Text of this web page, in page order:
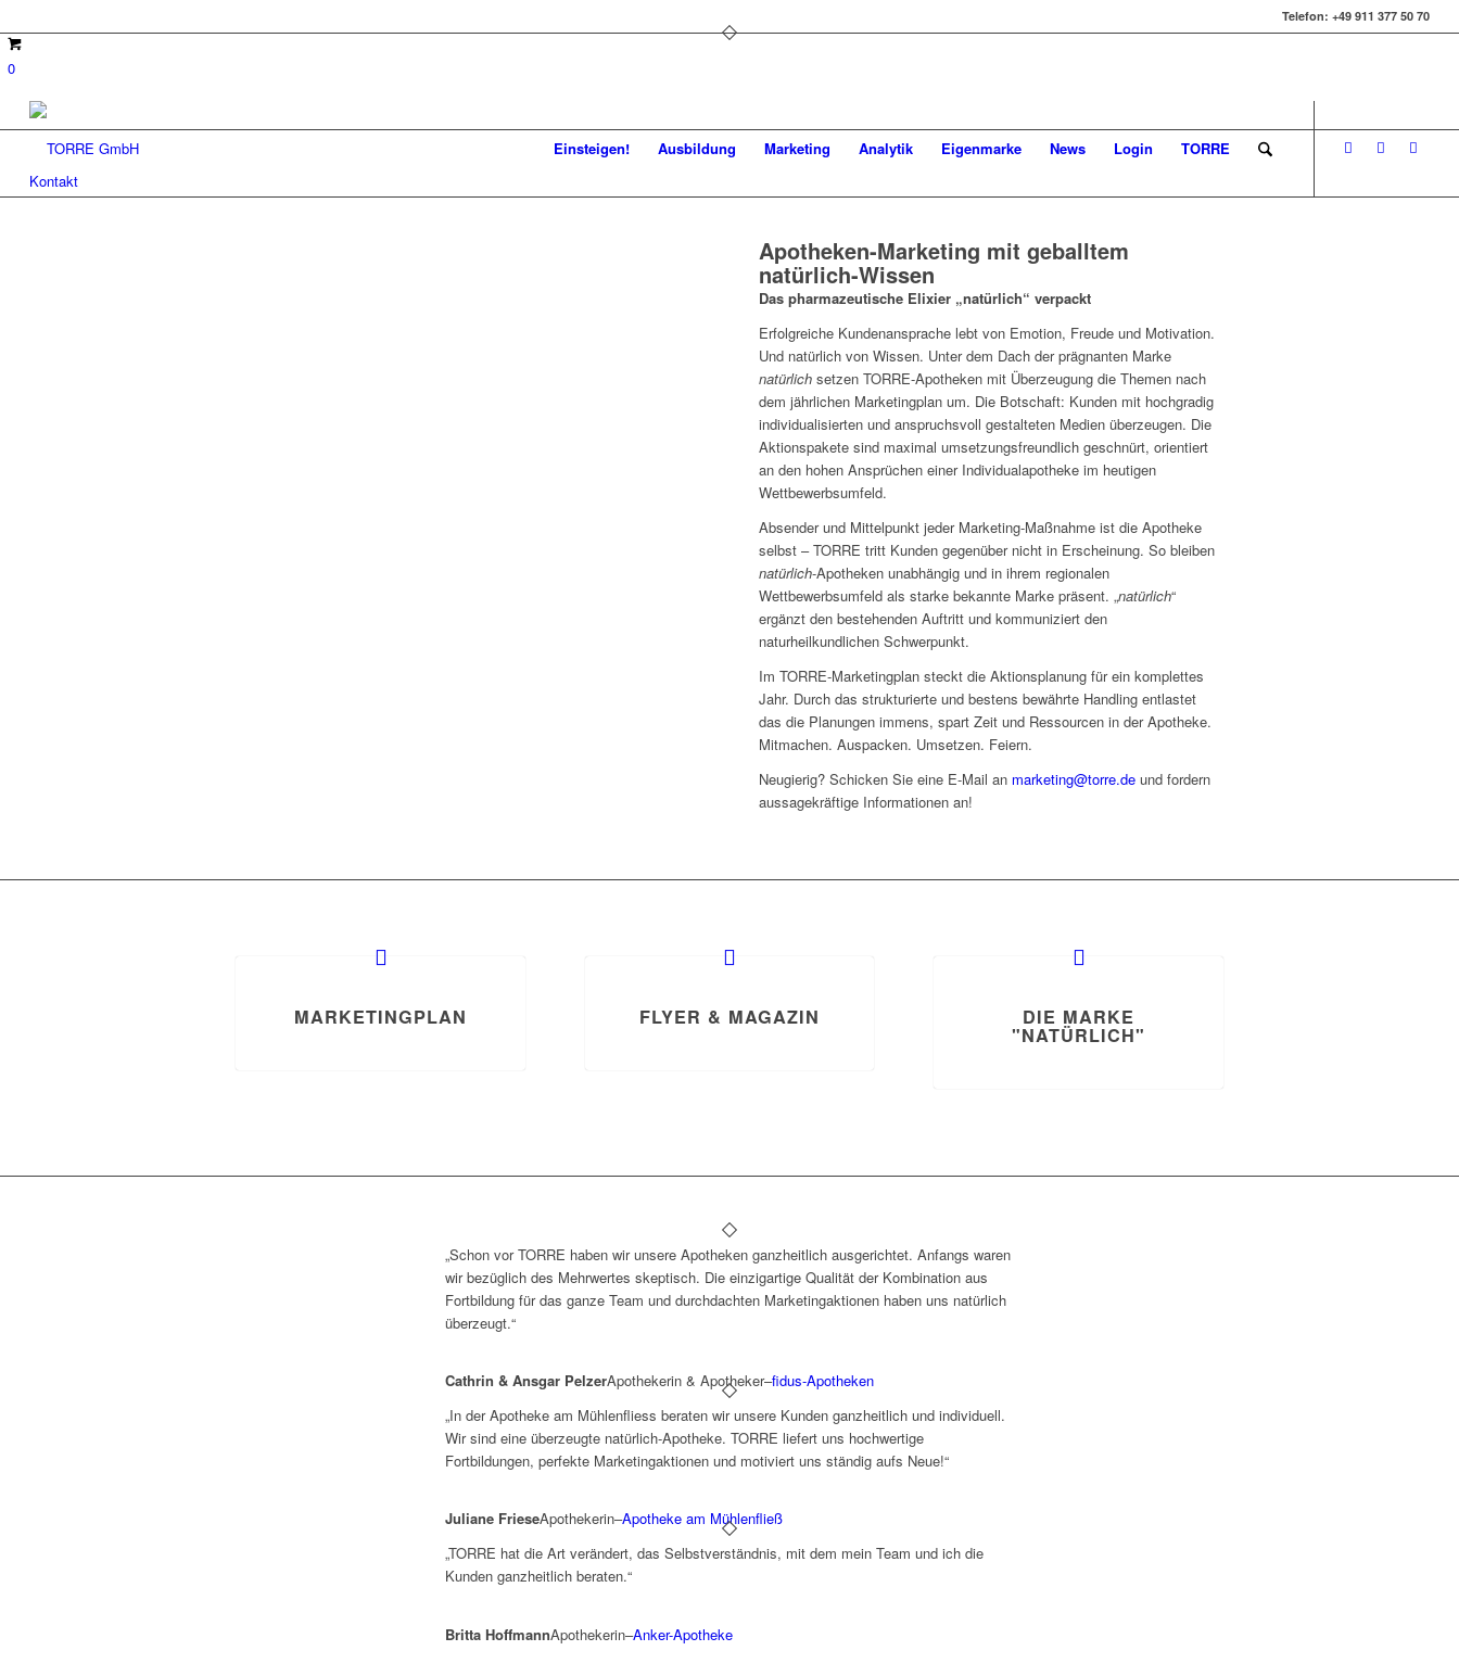
Telefon: +49 911 377 50 70
0
Einsteigen! Ausbildung Marketing Analytik Eigenmarke News Login
TORRE
Kontakt
Apotheken-Marketing mit geballtem
natürlich-Wissen
Das pharmazeutische Elixier „natürlich“ verpackt
Erfolgreiche Kundenansprache lebt von Emotion, Freude und Motivation.
Und natürlich von Wissen. Unter dem Dach der prägnanten Marke
natürlich setzen TORRE-Apotheken mit Überzeugung die Themen nach
dem jährlichen Marketingplan um. Die Botschaft: Kunden mit hochgradig
individualisierten und anspruchsvoll gestalteten Medien überzeugen. Die
Aktionspakete sind maximal umsetzungsfreundlich geschnürt, orientiert
an den hohen Ansprüchen einer Individualapotheke im heutigen
Wettbewerbsumfeld.
Absender und Mittelpunkt jeder Marketing-Maßnahme ist die Apotheke
selbst – TORRE tritt Kunden gegenüber nicht in Erscheinung. So bleiben
natürlich-Apotheken unabhängig und in ihrem regionalen
Wettbewerbsumfeld als starke bekannte Marke präsent. „natürlich“
ergänzt den bestehenden Auftritt und kommuniziert den
naturheilkundlichen Schwerpunkt.
Im TORRE-Marketingplan steckt die Aktionsplanung für ein komplettes
Jahr. Durch das strukturierte und bestens bewährte Handling entlastet
das die Planungen immens, spart Zeit und Ressourcen in der Apotheke.
Mitmachen. Auspacken. Umsetzen. Feiern.
Neugierig? Schicken Sie eine E-Mail an marketing@torre.de und fordern
aussagekräftige Informationen an!
MARKETINGPLAN FLYER & MAGAZIN DIE MARKE
"NATÜRLICH"
„Schon vor TORRE haben wir unsere Apotheken ganzheitlich ausgerichtet. Anfangs waren
wir bezüglich des Mehrwertes skeptisch. Die einzigartige Qualität der Kombination aus
Fortbildung für das ganze Team und durchdachten Marketingaktionen haben uns natürlich
überzeugt.“
Cathrin & Ansgar PelzerApothekerin & Apotheker–fidus-Apotheken
„In der Apotheke am Mühlenfliess beraten wir unsere Kunden ganzheitlich und individuell.
Wir sind eine überzeugte natürlich-Apotheke. TORRE liefert uns hochwertige
Fortbildungen, perfekte Marketingaktionen und motiviert uns ständig aufs Neue!“
Juliane FrieseApothekerin–Apotheke am Mühlenfließ
„TORRE hat die Art verändert, das Selbstverständnis, mit dem mein Team und ich die
Kunden ganzheitlich beraten.“
Britta HoffmannApothekerin–Anker-Apotheke